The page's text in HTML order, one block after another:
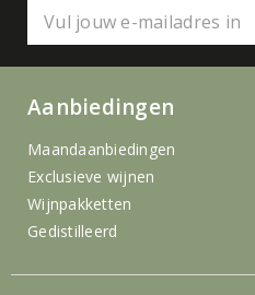
Aanbiedingen
Maandaanbiedingen
Exclusieve wijnen
Wijnpakketten
Gedistilleerd